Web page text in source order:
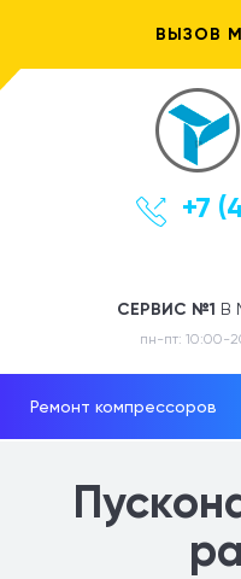
+7
СЕРВИС №1 В
пн-пт: 10:00-
Ремонт компрессоров
ВЫЗОВ